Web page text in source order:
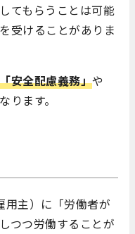
てもらうことは可能
受けることがありま
「安全配慮義務」や
ります。
用主）に「労働者が
つつ労働することが